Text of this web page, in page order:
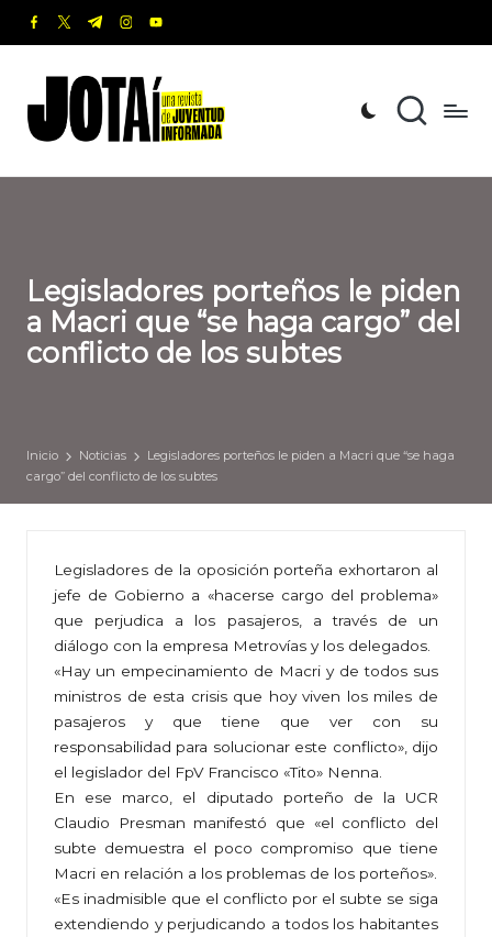
Saltar
contenido
facebook.com
twitter.com
t.me instagram.com
youtube.com
o
t
revista
de
Informada
Legisladores porteños le piden
a Macri que “se haga cargo” del
conflicto de los subtes
Inicio Noticias
Legisladores porteños le piden a Macri que “se haga
cargo” del conflicto de los subtes
Legisladores de la oposición porteña exhortaron al
jefe de Gobierno a «hacerse cargo del problema»
que perjudica a los pasajeros, a través de un
diálogo con la empresa Metrovías y los delegados.
«Hay un empecinamiento de Macri y de todos sus
ministros de esta crisis que hoy viven los miles de
pasajeros y que tiene que ver con su
responsabilidad para solucionar este conflicto», dijo
el legislador del FpV Francisco «Tito» Nenna.
En ese marco, el diputado porteño de la UCR
Claudio Presman manifestó que «el conflicto del
subte demuestra el poco compromiso que tiene
Macri en relación a los problemas de los porteños».
«Es inadmisible que el conflicto por el subte se siga
extendiendo y perjudicando a todos los habitantes